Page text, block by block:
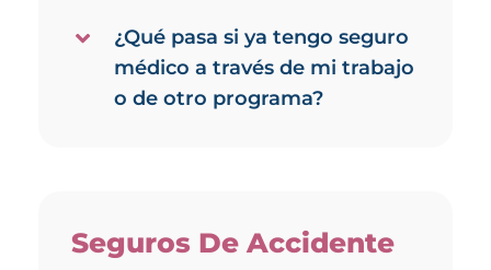
¿Qué pasa si ya tengo seguro
médico a través de mi trabajo
o de otro programa?
Seguros De Accidente